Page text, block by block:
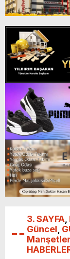
3. SAYFA
Güncel
Manşetler